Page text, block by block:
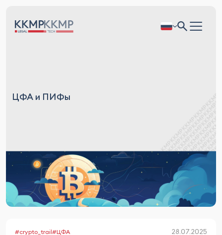
ЦФА и ПИФы
#crypto_trail#ЦФА 28.07.2025